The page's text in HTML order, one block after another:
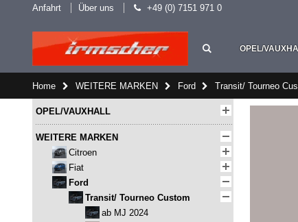
Anfahrt Über uns +49 (0) 7151 971 0
OPEL/
Home WEITERE MARKEN Ford Transit/ Tourneo
OPEL/VAUXHALL
WEITERE MARKEN
Citroen
Fiat
Ford
Transit/ Tourneo Custom
ab MJ 2024